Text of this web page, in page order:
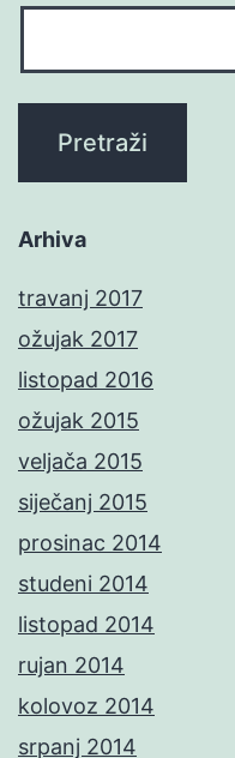
Arhiva
travanj 2017
ožujak 2017
listopad 2016
ožujak 2015
veljača 2015
siječanj 2015
prosinac 2014
studeni 2014
listopad 2014
rujan 2014
kolovoz 2014
srpanj 2014